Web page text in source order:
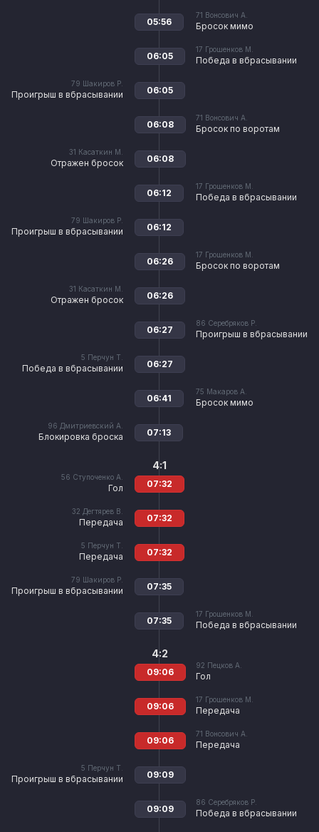
71 Вонсович А.
Бросок мимо
05:56
17 Грошенков М.
Победа в вбрасывании
06:05
79 Шакиров Р.
Проигрыш в вбрасывании 06:05
71 Вонсович А.
Бросок по воротам
06:08
31 Касаткин М.
Отражен бросок 06:08
17 Грошенков М.
Победа в вбрасывании
06:12
79 Шакиров Р.
Проигрыш в вбрасывании 06:12
17 Грошенков М.
Бросок по воротам
06:26
31 Касаткин М.
Отражен бросок 06:26
86 Серебряков Р.
Проигрыш в вбрасывании
06:27
5 Перчун Т.
Победа в вбрасывании 06:27
75 Макаров А.
Бросок мимо
06:41
96 Дмитриевский А.
Блокировка броска 07:13
56 Ступоченко А.
Гол
4:1
07:32
32 Дегтярев В.
Передача 07:32
5 Перчун Т.
Передача 07:32
79 Шакиров Р.
Проигрыш в вбрасывании 07:35
17 Грошенков М.
Победа в вбрасывании
07:35
92 Пецков А.
Гол
4:2
09:06
17 Грошенков М.
Передача
09:06
71 Вонсович А.
Передача
09:06
5 Перчун Т.
Проигрыш в вбрасывании 09:09
86 Серебряков Р.
Победа в вбрасывании
09:09